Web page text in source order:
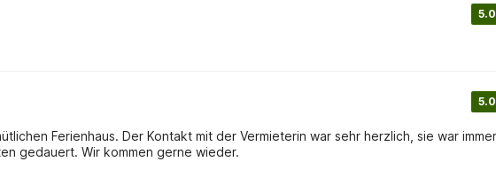
5.0
5.0
Ferienhaus. Der Kontakt mit der Vermieterin war sehr herzlich, sie war immer
hilfsbereit. Der Weg zum Strand hat ca. 20 Minuten gedauert. Wir kommen gerne wieder.